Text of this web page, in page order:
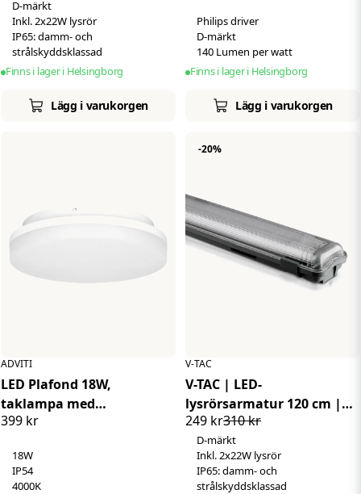
IP65 | Inkl. lysrör
D-märkt
Inkl. 2x22W lysrör
IP65: damm- och
strålskyddsklassad
Finns i lager i Helsingborg
Lägg i varukorgen
Philips driver
D-märkt
140 Lumen per watt
Finns i lager i Helsingborg
Lägg i varukorgen
ADVITI
LED Plafond 18W,
taklampa med
mikrovågsrörelsesensor,
399 kr
18W
IP54
4000K
V-TAC
V-TAC | LED-
lysrörsarmatur 120 cm |
2x18W | Kallvit 6400K |
IP65 | Inkl. lysrör
310 kr
249 kr
D-märkt
Inkl. 2x22W lysrör
IP65: damm- och
strålskyddsklassad
-20%